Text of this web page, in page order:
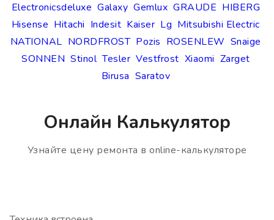
Electronicsdeluxe Galaxy Gemlux GRAUDE HIBERG
Hisense Hitachi Indesit Kaiser Lg Mitsubishi Electric
NATIONAL NORDFROST Pozis ROSENLEW Snaige
SONNEN Stinol Tesler Vestfrost Xiaomi Zarget
Birusa Saratov
Онлайн Калькулятор
Узнайте цену ремонта в online-калькуляторе